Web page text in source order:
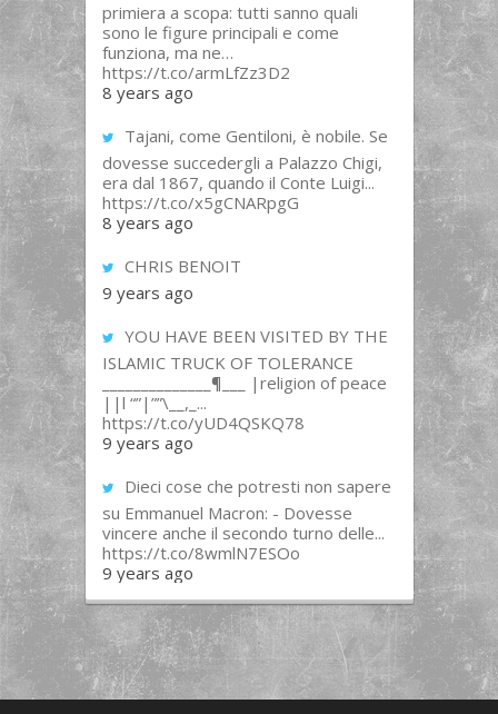
primiera a scopa: tutti sanno quali
sono le figure principali e come
funziona, ma ne…
https://t.co/armLfZz3D2
8 years ago
Tajani, come Gentiloni, è nobile. Se
dovesse succedergli a Palazzo Chigi,
era dal 1867, quando il Conte Luigi...
https://t.co/x5gCNARpgG
8 years ago
CHRIS BENOIT
9 years ago
YOU HAVE BEEN VISITED BY THE
ISLAMIC TRUCK OF TOLERANCE
______________¶___ |religion of peace
||l “”|””\__,_...
https://t.co/yUD4QSKQ78
9 years ago
Dieci cose che potresti non sapere
su Emmanuel Macron: - Dovesse
vincere anche il secondo turno delle...
https://t.co/8wmlN7ESOo
9 years ago